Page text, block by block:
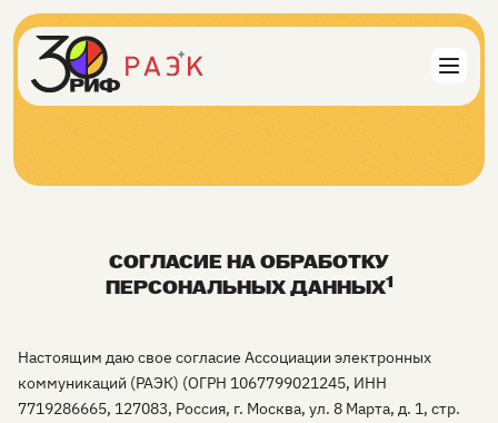
СОГЛАСИЕ НА ОБРАБОТКУ
ПЕРСОНАЛЬНЫХ ДАННЫХ1
Настоящим даю свое согласие Ассоциации электронных
коммуникаций (РАЭК) (ОГРН 1067799021245, ИНН
7719286665, 127083, Россия, г. Москва, ул. 8 Марта, д. 1, стр.